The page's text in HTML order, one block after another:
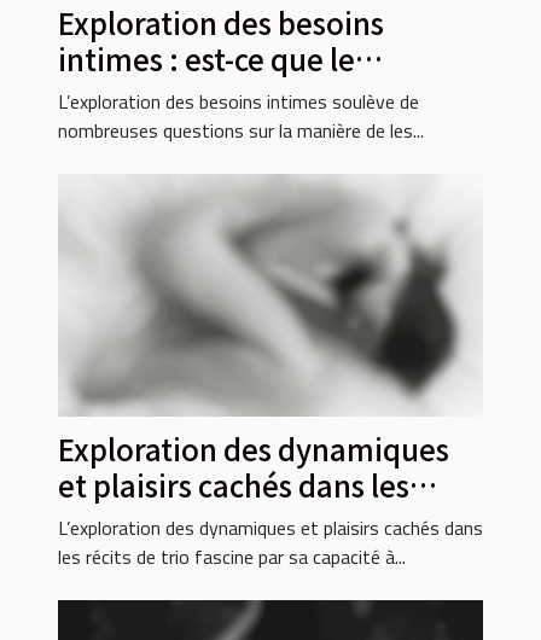
Exploration des besoins
intimes : est-ce que le
téléphone rose répond
vraiment ?
L’exploration des besoins intimes soulève de
nombreuses questions sur la manière de les...
Exploration des dynamiques
et plaisirs cachés dans les
récits de trio
L’exploration des dynamiques et plaisirs cachés dans
les récits de trio fascine par sa capacité à...